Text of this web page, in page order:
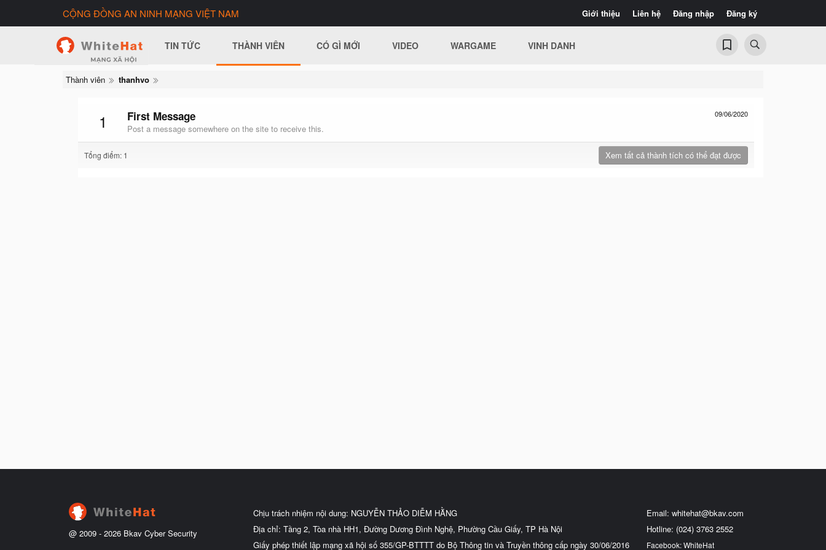
Giới thiệu Liên hệ Đăng nhập Đăng ký
CỘNG ĐỒNG AN NINH MẠNG VIỆT NAM
TIN TỨC THÀNH VIÊN CÓ GÌ MỚI VIDEO WARGAME VINH DANH
Thành viên thanhvo
1 09/06/2020
First Message
Post a message somewhere on the site to receive this.
Tổng điểm: 1 Xem tất cả thành tích có thể đạt được
@ 2009 - 2026 Bkav Cyber Security
Chịu trách nhiệm nội dung: NGUYỄN THẢO DIỄM HẰNG
Địa chỉ: Tầng 2, Tòa nhà HH1, Đường Dương Đình Nghệ, Phường Cầu Giấy, TP Hà Nội
Giấy phép thiết lập mạng xã hội số 355/GP-BTTTT do Bộ Thông tin và Truyền thông cấp ngày 30/06/2016
Email: whitehat@bkav.com
Hotline: (024) 3763 2552
Facebook: WhiteHat